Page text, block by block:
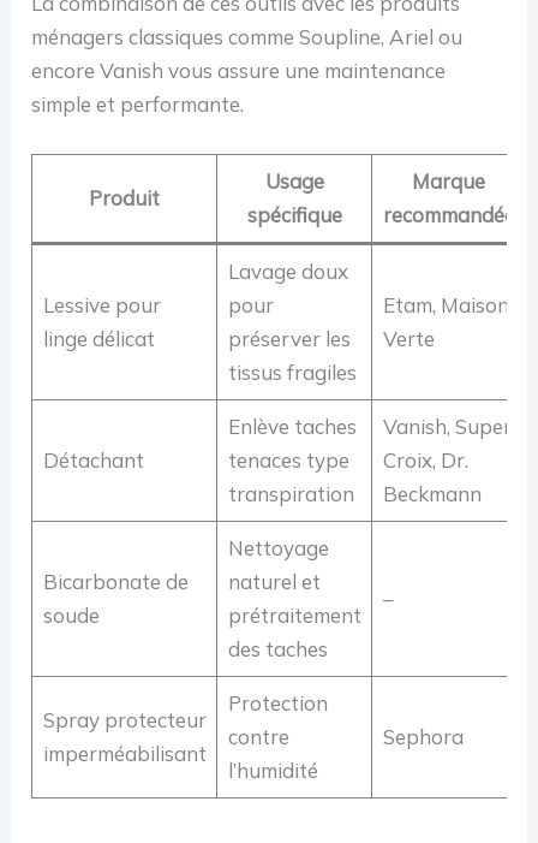
ménagers classiques comme Soupline, Ariel ou
encore Vanish vous assure une maintenance
simple et performante.
Produit
Usage
spécifique
Marque
recommandée
Lessive pour
linge délicat
Lavage doux
pour
préserver les
tissus fragiles
Etam, Maison
Verte
Détachant
Enlève taches
tenaces type
transpiration
Vanish, Super
Croix, Dr.
Beckmann
Bicarbonate de
soude
Nettoyage
naturel et
prétraitement
des taches
–
Spray protecteur
imperméabilisant
Protection
contre
l’humidité
Sephora